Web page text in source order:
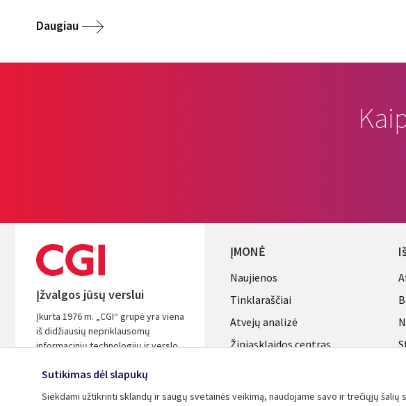
Daugiau
Įžvalgos jūsų verslui
Įkurta 1976 m. „CGI“ grupė yra viena
iš didžiausių nepriklausomų
informacinių technologijų ir verslo
Remdamiesi įžvalgomis ir sėkminga
patirtimi padėsime jums padidinti
ĮMONĖ
Useful
links
LITHUANIA
Naujienos
Tinklaraščiai
Atvejų analizė
Žiniasklaidos centras
Sutikimas dėl slapukų
Siekdami užtikrinti sklandų ir saugų svetainės veikimą, naudojame savo ir trečiųjų